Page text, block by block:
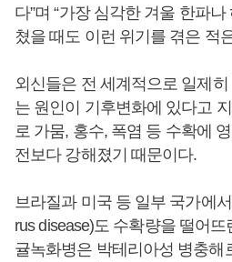
다”며 “가장 심각한 겨울 한파
쳤을 때도 이런 위기를 겪은 적
외신들은 전 세계적으로 일제
는 원인이 기후변화에 있다고
로 가뭄, 홍수, 폭염 등 수확에
전보다 강해졌기 때문이다.
브라질과 미국 등 일부 국가에
rus disease)도 수확량을 떨어
귤녹화병은 박테리아성 병충해